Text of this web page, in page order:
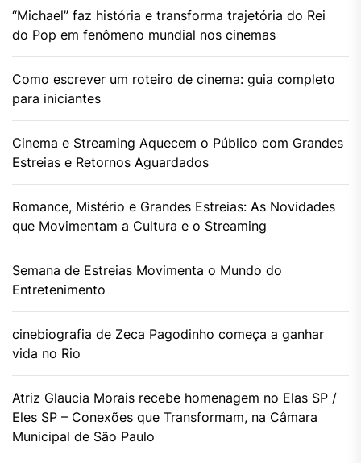
“Michael” faz história e transforma trajetória do Rei
do Pop em fenômeno mundial nos cinemas
Como escrever um roteiro de cinema: guia completo
para iniciantes
Cinema e Streaming Aquecem o Público com Grandes
Estreias e Retornos Aguardados
Romance, Mistério e Grandes Estreias: As Novidades
que Movimentam a Cultura e o Streaming
Semana de Estreias Movimenta o Mundo do
Entretenimento
cinebiografia de Zeca Pagodinho começa a ganhar
vida no Rio
Atriz Glaucia Morais recebe homenagem no Elas SP /
Eles SP – Conexões que Transformam, na Câmara
Municipal de São Paulo